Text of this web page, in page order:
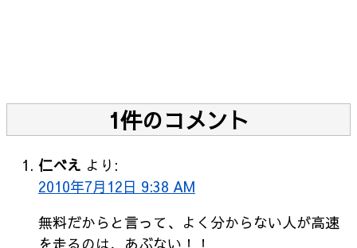
1件のコメント
仁べえ より:
2010年7月12日 9:38 AM
無料だからと言って、よく分からない人が高速
を走るのは、あぶない！！